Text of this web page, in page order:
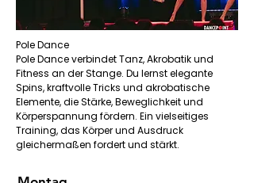
Pole Dance
Pole Dance verbindet Tanz, Akrobatik und
Fitness an der Stange. Du lernst elegante
Spins, kraftvolle Tricks und akrobatische
Elemente, die Stärke, Beweglichkeit und
Körperspannung fördern. Ein vielseitiges
Training, das Körper und Ausdruck
gleichermaßen fordert und stärkt.